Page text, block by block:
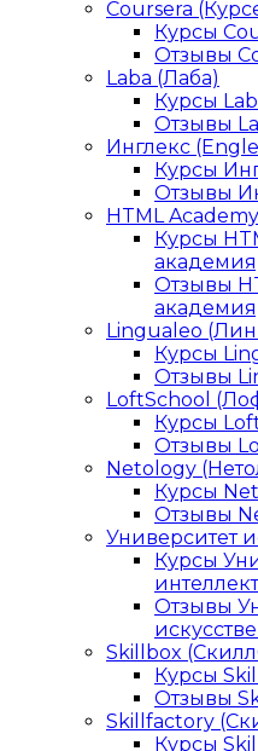
Coursera
Курсы
Отзывы
Laba (Лаба)
Курсы
Отзывы
Инглекс
Курсы
Отзывы
HTML
Курсы
Отзывы
Lingualeo
Курсы
Отзывы
LoftSchool
Курсы
Отзывы
Netology
Курсы
Отзывы
Университет
Курсы
Отзывы
Skillbox
Курсы
Отзывы
Skillfactory
Курсы